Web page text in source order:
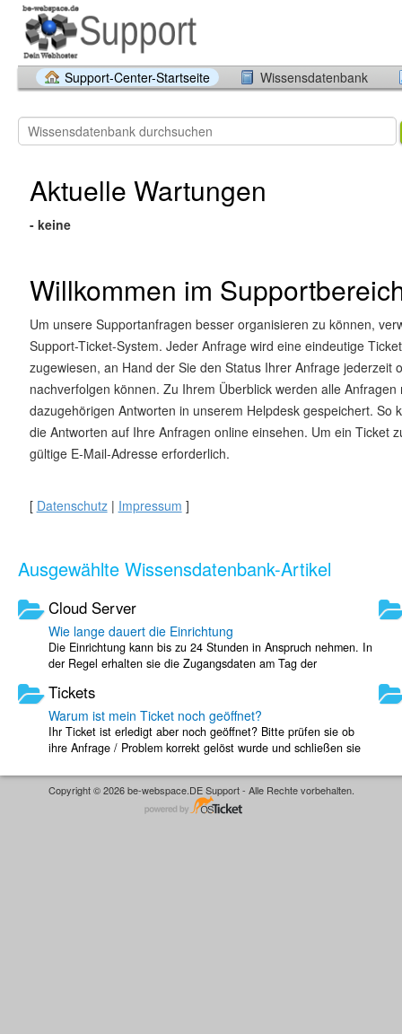
Support-Center-Startseite Wissensdatenbank
Aktuelle Wartungen
- keine
Willkommen im
Um unsere Supportanfragen besser organisieren zu können,
Support-Ticket-System. Jeder Anfrage wird eine eindeutige
zugewiesen, an Hand der Sie den Status Ihrer Anfrage jederzeit
nachverfolgen können. Zu Ihrem Überblick werden alle Anfragen
dazugehörigen Antworten in unserem Helpdesk gespeichert. So
die Antworten auf Ihre Anfragen online einsehen. Um ein Ticket
gültige E-Mail-Adresse erforderlich.
[ Datenschutz| Impressum ]
Ausgewählte Wissensdatenbank-Artikel
Cloud Server
Wie lange dauert die Einrichtung
Die Einrichtung kann bis zu 24 Stunden in Anspruch nehmen. In
der Regel erhalten sie die Zugangsdaten am Tag der
Tickets
Warum ist mein Ticket noch geöffnet?
Ihr Ticket ist erledigt aber noch geöffnet? Bitte prüfen sie ob
ihre Anfrage / Problem korrekt gelöst wurde und schließen sie
Copyright © 2026 be-webspace.DE Support - Alle Rechte vorbehalten.